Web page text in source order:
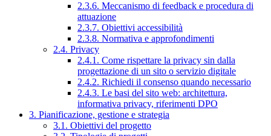
2.3.6. Meccanismo di feedback e procedura di
attuazione
2.3.7. Obiettivi accessibilità
2.3.8. Normativa e approfondimenti
2.4. Privacy
2.4.1. Come rispettare la privacy sin dalla
progettazione di un sito o servizio digitale
2.4.2. Richiedi il consenso quando necessario
2.4.3. Le basi del sito web: architettura,
informativa privacy, riferimenti DPO
3. Pianificazione, gestione e strategia
3.1. Obiettivi del progetto